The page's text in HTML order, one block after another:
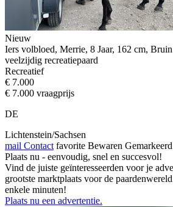
Nieuw
Iers volbloed, Merrie, 8 Jaar, 162 cm, Bruin
veelzijdig recreatiepaard
Recreatief
€ 7.000
€ 7.000 vraagprijs
DE
Lichtenstein/Sachsen
mail Contact favorite Bewaren Gemarkeerd
Plaats nu - eenvoudig, snel en succesvol!
Vind de juiste geïnteresseerden voor je
grootste marktplaats voor de
enkele minuten!
Plaats nu een advertentie.